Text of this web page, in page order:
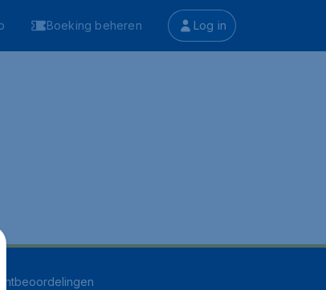
Boeking beheren Log in